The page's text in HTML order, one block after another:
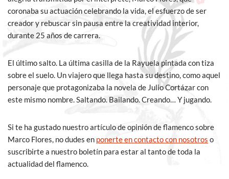
coronaba su actuación celebrando la vida, el esfuerzo de ser
creador y rebuscar sin pausa entre la creatividad interior,
durante 25 años de carrera.
El último salto. La última casilla de la Rayuela pintada con tiza
sobre el suelo. Un viajero que llega hasta su destino, como aquel
personaje que protagonizaba la novela de Julio Cortázar con
este mismo nombre. Saltando. Bailando. Creando… Y jugando.
Si te ha gustado nuestro artículo de opinión de flamenco sobre
Marco Flores, no dudes en ponerte en contacto con nosotros o
suscribirte a nuestro boletín para estar al tanto de toda la
actualidad del flamenco.